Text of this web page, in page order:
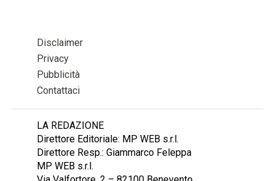
Disclaimer
Privacy
Pubblicità
Contattaci
LA REDAZIONE
Direttore Editoriale: MP WEB s.r.l.
Direttore Resp.: Giammarco Feleppa
MP WEB s.r.l.